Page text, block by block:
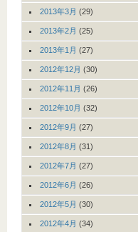
2013年3月 (29)
2013年2月 (25)
2013年1月 (27)
2012年12月 (30)
2012年11月 (26)
2012年10月 (32)
2012年9月 (27)
2012年8月 (31)
2012年7月 (27)
2012年6月 (26)
2012年5月 (30)
2012年4月 (34)